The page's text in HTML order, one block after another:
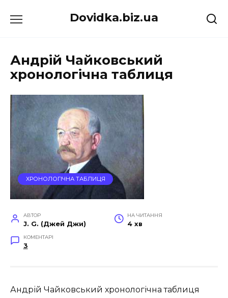
до
Dovidka.biz.ua
Андрій Чайковський
хронологічна таблиця
ХРОНОЛОГІЧНА ТАБЛИЦЯ
АВТОР
J. G. (Джей Джи)
НА ЧИТАННЯ
4 хв
КОМЕНТАРІ
3
Андрій Чайковський хронологічна таблиця